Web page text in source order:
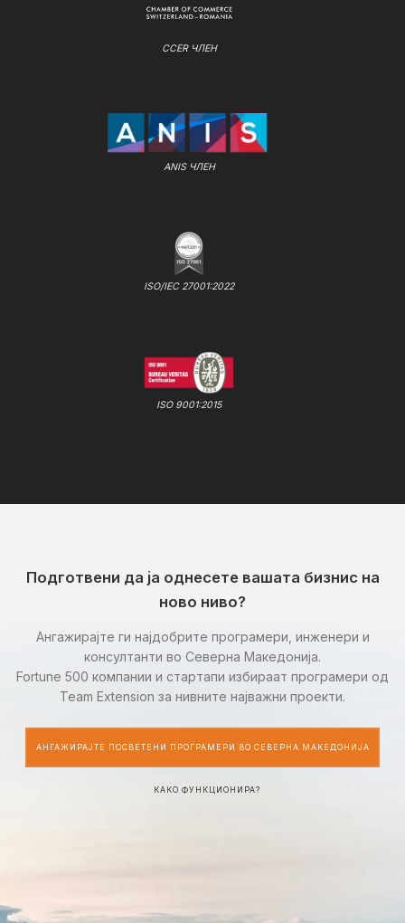
CCER ЧЛЕН
ANIS ЧЛЕН
ISO/IEC 27001:2022
ISO 9001:2015
Подготвени да ја однесете вашата бизнис на
ново ниво?
Ангажирајте ги најдобрите програмери, инженери и
консултанти во Северна Македонија.
Fortune 500 компании и стартапи избираат програмери од
Team Extension за нивните најважни проекти.
АНГАЖИРАЈТЕ ПОСВЕТЕНИ ПРОГРАМЕРИ ВО СЕВЕРНА МАКЕДОНИЈА
КАКО ФУНКЦИОНИРА?